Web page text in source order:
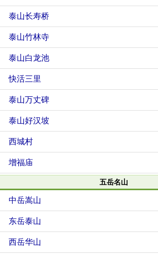
泰山长寿桥
泰山竹林寺
泰山白龙池
快活三里
泰山万丈碑
泰山好汉坡
西城村
增福庙
五岳名山
中岳嵩山
东岳泰山
西岳华山